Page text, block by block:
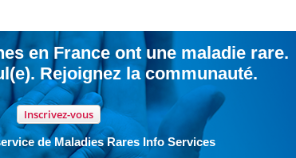
en France ont une maladie rare.
Rejoignez la communauté.
Inscrivez-vous
de Maladies Rares Info Services